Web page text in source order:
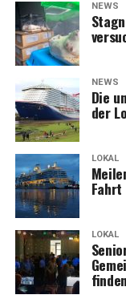
NEWS
NEWS
Die
der
LOKAL
LOKAL
finden